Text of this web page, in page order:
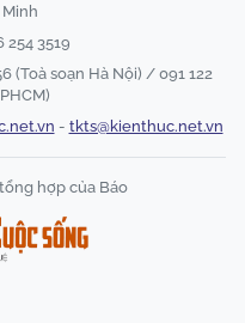
254 3519
(Toà soạn Hà Nội) / 091 122
- tkts@kienthuc.net.vn
hợp của Báo